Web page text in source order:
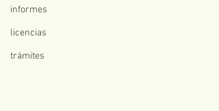
informes
licencias
trámites